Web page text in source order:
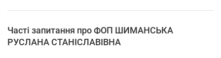
Часті запитання про ФОП ШИМАНСЬКА
РУСЛАНА СТАНІСЛАВІВНА